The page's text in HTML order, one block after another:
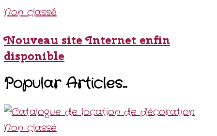
Non classé
Nouveau site Internet enfin
disponible
Popular Articles...
Non classé